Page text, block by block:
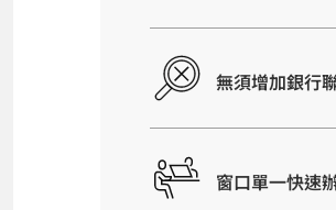
無須增加銀行
窗口單一快速